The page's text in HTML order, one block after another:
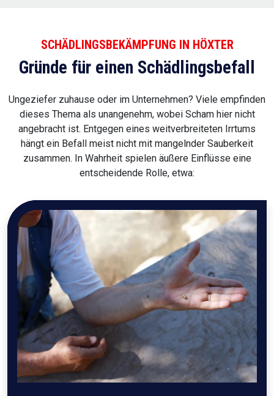
SCHÄDLINGSBEKÄMPFUNG IN HÖXTER
Gründe für einen Schädlingsbefall
Ungeziefer zuhause oder im Unternehmen? Viele empfinden
dieses Thema als unangenehm, wobei Scham hier nicht
angebracht ist. Entgegen eines weitverbreiteten Irrtums
hängt ein Befall meist nicht mit mangelnder Sauberkeit
zusammen. In Wahrheit spielen äußere Einflüsse eine
entscheidende Rolle, etwa: